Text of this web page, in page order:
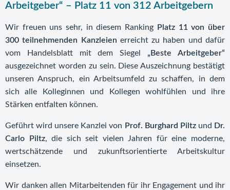
Arbeitgeber“ – Platz 11 von 312 Arbeitgebern
Wir freuen uns sehr, in diesem Ranking
Platz 11 von über
300 teilnehmenden Kanzleien erreicht zu haben und dafür
vom Handelsblatt mit dem Siegel „Beste Arbeitgeber“
ausgezeichnet worden zu sein. Diese Auszeichnung bestätigt
unseren Anspruch, ein Arbeitsumfeld zu schaffen, in dem
sich alle Kolleginnen und Kollegen wohlfühlen und ihre
Stärken entfalten können.
Geführt wird unsere Kanzlei von Prof. Burghard Piltzund Dr.
Carlo Piltz, die sich seit vielen Jahren für eine moderne,
wertschätzende und zukunftsorientierte Arbeitskultur
einsetzen.
Wir danken allen Mitarbeitenden für ihr Engagement und ihr